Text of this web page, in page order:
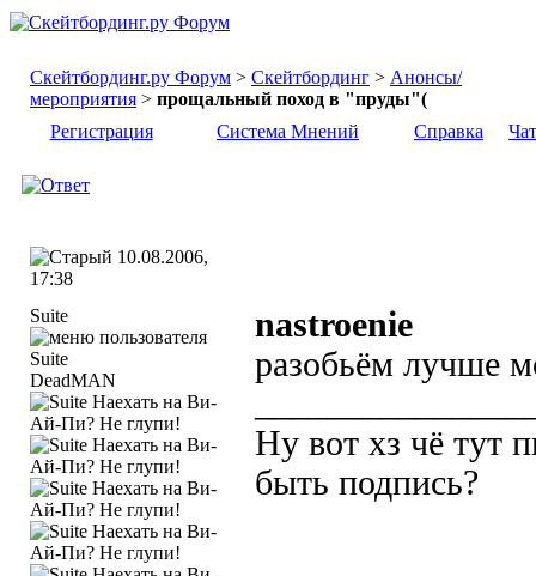
Скейтбординг.ру Форум > Скейтбординг > Анонсы/
мероприятия > прощальный поход в "пруды"(
Регистрация
Система Мнений Справка Чат
10.08.2006,
17:38
Suite
DeadMAN
nastroenie
разобьём лучше
Ну вот хз чё тут
быть подпись?